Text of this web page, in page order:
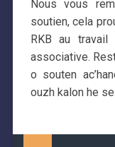
Nous vous
soutien, cela
RKB au
associative.
o souten
ouzh kalon he